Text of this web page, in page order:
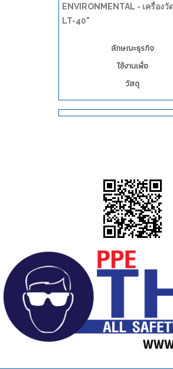
ENVIRONMENTAL - เครื่อง
LT-40"
ลักษณะธุรกิจ
ใช้งานเพื่อ
วัสดุ